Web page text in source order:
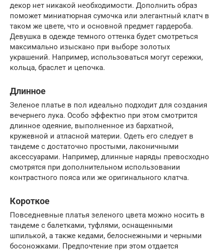
декор нет никакой необходимости. Дополнить образ
поможет миниатюрная сумочка или элегантный клатч в
таком же цвете, что и основной предмет гардероба.
Девушка в одежде темного оттенка будет смотреться
максимально изыскано при выборе золотых
украшений. Например, использоваться могут сережки,
кольца, браслет и цепочка.
Длинное
Зеленое платье в пол идеально подходит для создания
вечернего лука. Особо эффектно при этом смотрится
длинное одеяние, выполненное из бархатной,
кружевной и атласной материи. Одеть его следует в
тандеме с достаточно простыми, лаконичными
аксессуарами. Например, длинные наряды превосходно
смотрятся при дополнительном использовании
контрастного пояса или же оригинального клатча.
Короткое
Повседневные платья зеленого цвета можно носить в
тандеме с балетками, туфлями, оснащенными
шпилькой, а также кедами, белоснежными и черными
босоножками. Предпочтение при этом отдается